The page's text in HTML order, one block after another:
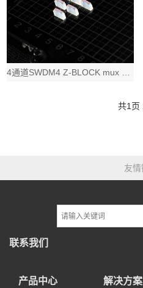
共1 页
友
联系我们
产品中心 解决方案